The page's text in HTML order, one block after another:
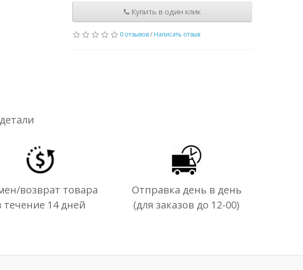
Купить в один клик
0 отзывов/ Написать отзыв
возврат товара
течение 14 дней
Отправка день в день
(для заказов до 12-00)